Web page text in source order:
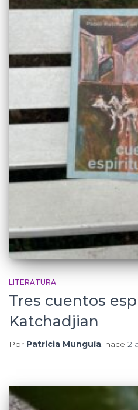
LITERATURA
Tres cuentos
Katchadjian
Por Patricia Munguía, hace 2